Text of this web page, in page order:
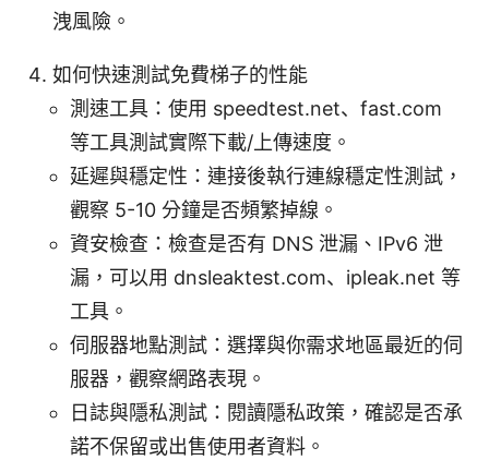
洩風險。
如何快速測試免費梯子的性能
測速工具：使用 speedtest.net、fast.com
等工具測試實際下載/上傳速度。
延遲與穩定性：連接後執行連線穩定性測試，
觀察 5-10 分鐘是否頻繁掉線。
資安檢查：檢查是否有 DNS 泄漏、IPv6 泄
漏，可以用 dnsleaktest.com、ipleak.net 等
工具。
伺服器地點測試：選擇與你需求地區最近的伺
服器，觀察網路表現。
日誌與隱私測試：閱讀隱私政策，確認是否承
諾不保留或出售使用者資料。